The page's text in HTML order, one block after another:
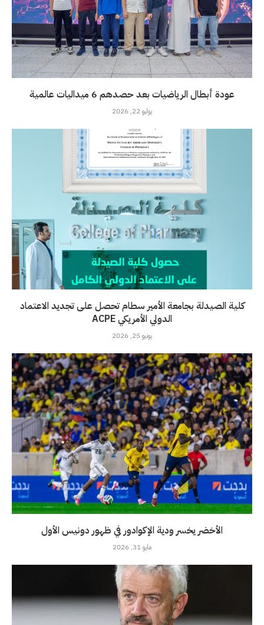
عودة أبطال الرياضيات بعد حصدهم 6 ميداليات عالمية
يوليو 22, 2026
كلية الصيدلة بجامعة الأمير سطام تحصل على تجديد الاعتماد
الدولي الأمريكي ACPE
يونيو 25, 2026
الأخضر يخسر ودية الإكوادور في ظهور دونيس الأول
مايو 31, 2026